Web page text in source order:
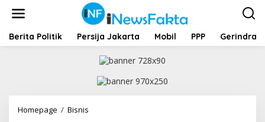
t
Berita Politik Persija Jakarta Mobil PPP Gerindra
Homepage / Bisnis